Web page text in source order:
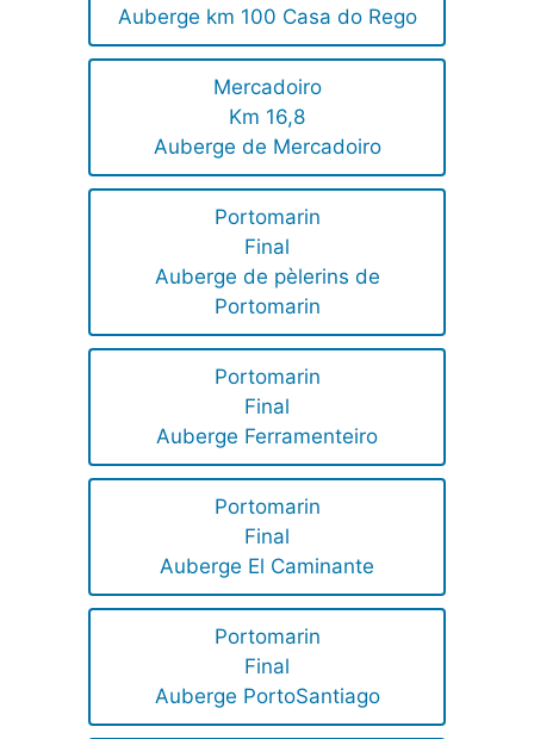
Auberge km 100 Casa do Rego
Mercadoiro
Km 16,8
Auberge de Mercadoiro
Portomarin
Final
Auberge de pèlerins de
Portomarin
Portomarin
Final
Auberge Ferramenteiro
Portomarin
Final
Auberge El Caminante
Portomarin
Final
Auberge PortoSantiago